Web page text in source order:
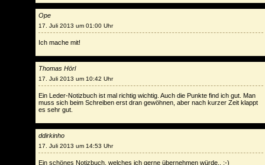
Ope
17. Juli 2013 um 01:00 Uhr
Ich mache mit!
Thomas Hörl
17. Juli 2013 um 10:42 Uhr
Ein Leder-Notizbuch ist mal richtig wichtig. Auch die Punkte find ich gut. Man
muss sich beim Schreiben erst dran gewöhnen, aber nach kurzer Zeit klappt
es sehr gut.
ddirkinho
17. Juli 2013 um 14:53 Uhr
Ein schönes Notizbuch, welches ich gerne übernehmen würde.. ;-)